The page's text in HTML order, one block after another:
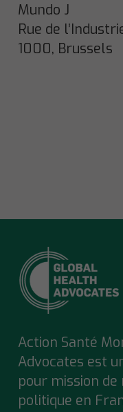
Mundo J
Rue de
1000, Brussels
Action Santé
Advocates est
pour mission
politique en